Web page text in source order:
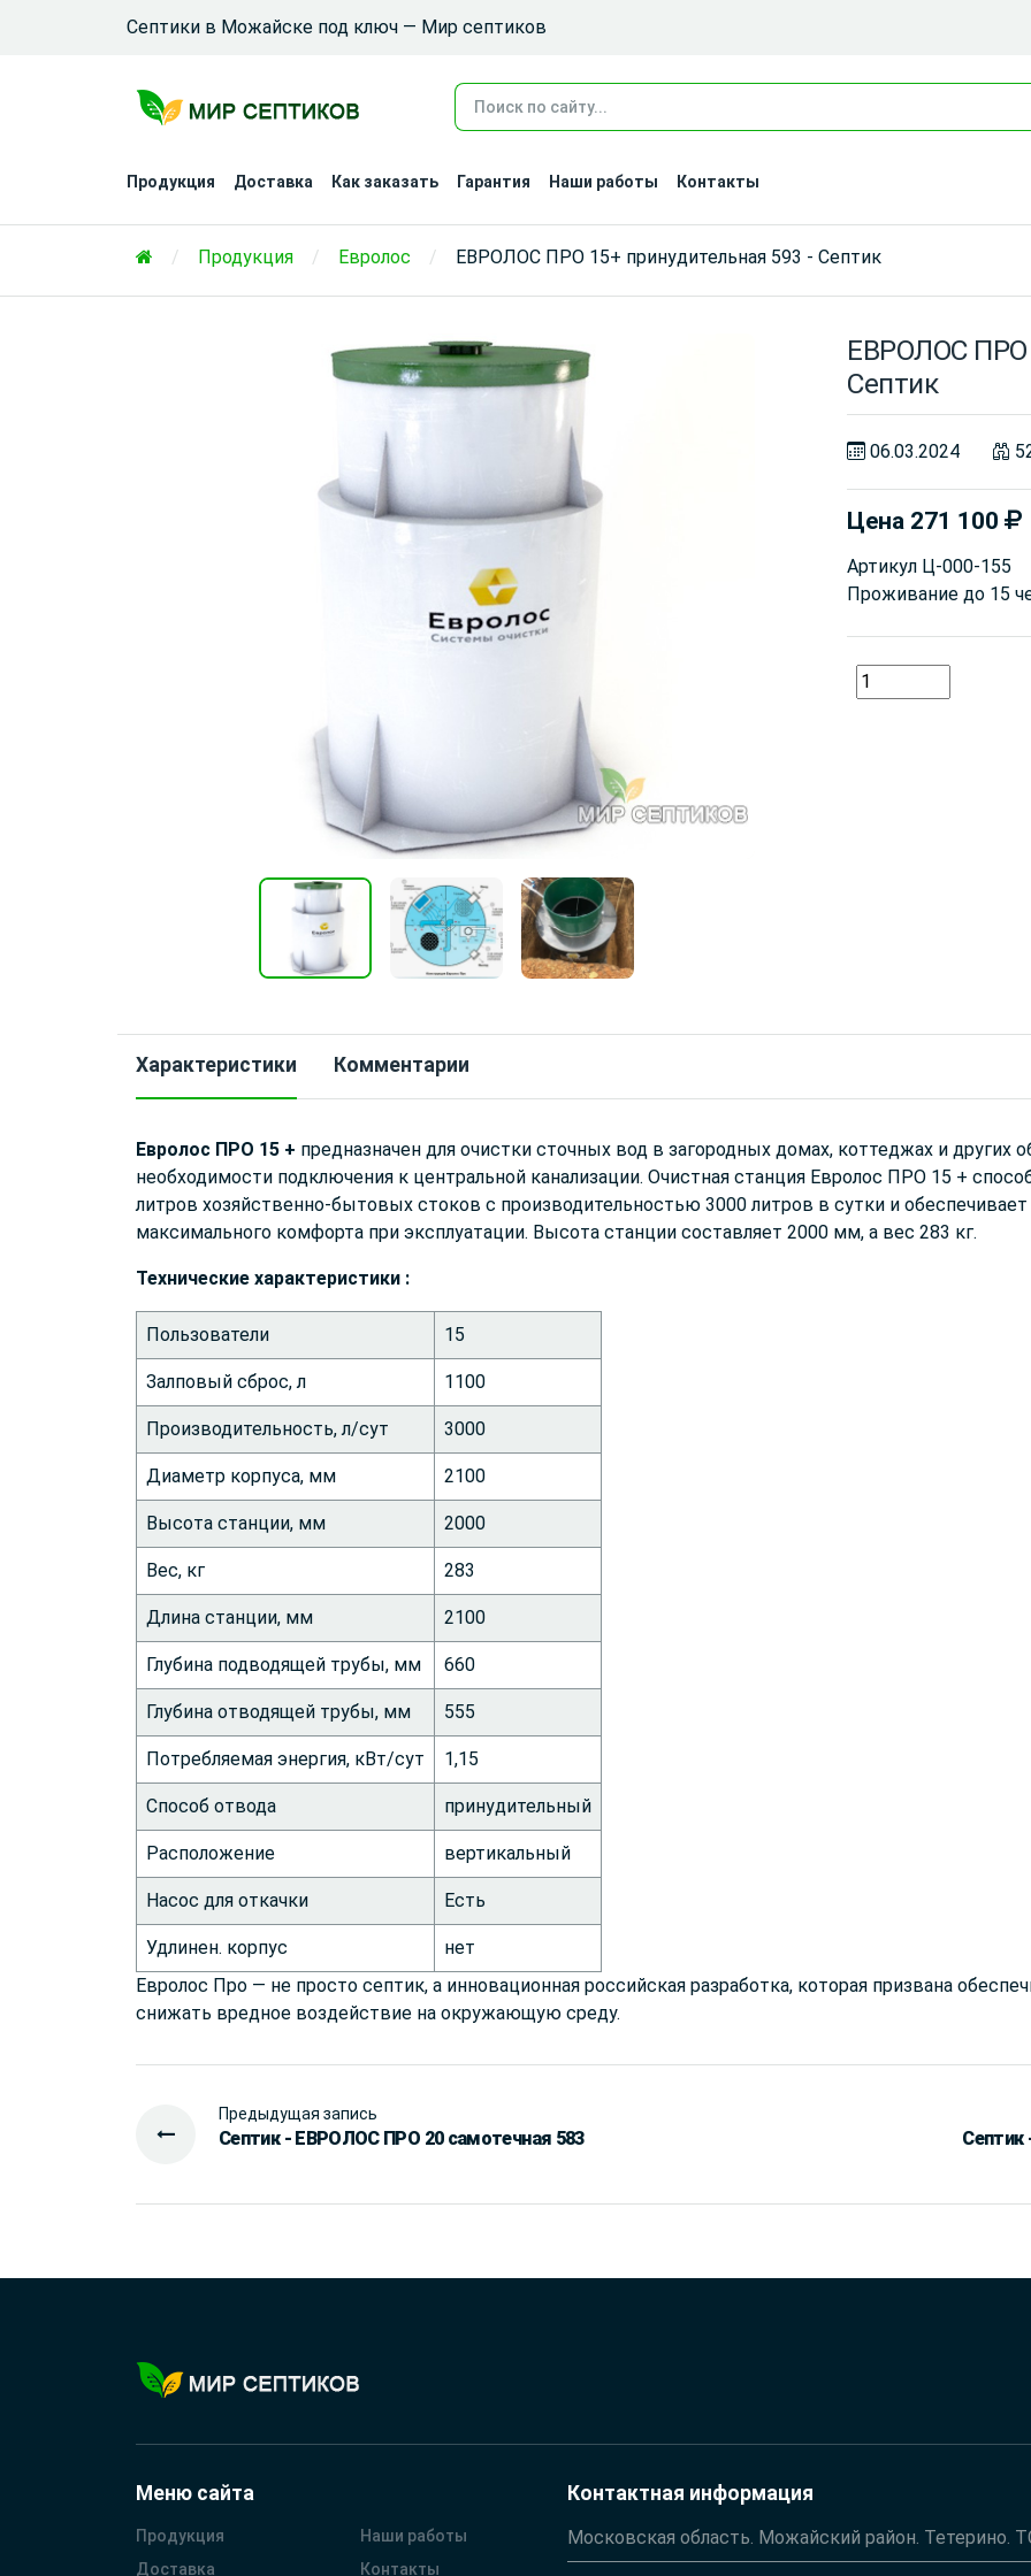
Септики в Можайске под ключ — Мир септиков
Продукция Доставка Как заказать Гарантия Наши работы Контакты
Продукция Евролос ЕВРОЛОС ПРО 15+ принудительная 593 - Септик
ЕВРОЛОС ПРО
Септик
06.03.2024
Цена 271 100
Артикул Ц-000-155
Проживание до 15
Характеристики Комментарии
Евролос ПРО 15 + предназначен для очистки сточных вод в загородных домах, коттеджах и других
необходимости подключения к центральной канализации. Очистная станция Евролос ПРО 15 +
литров хозяйственно-бытовых стоков с производительностью 3000 литров в сутки и
максимального комфорта при эксплуатации. Высота станции составляет 2000 мм, а вес 283 кг.
Технические характеристики :
Пользователи 15
Залповый сброс, л 1100
Производительность, л/сут 3000
Диаметр корпуса, мм 2100
Высота станции, мм 2000
Вес, кг 283
Длина станции, мм 2100
Глубина подводящей трубы, мм 660
Глубина отводящей трубы, мм 555
Потребляемая энергия, кВт/сут 1,15
Способ отвода принудительный
Расположение вертикальный
Насос для откачки Есть
Удлинен. корпус
нет
Евролос Про — не просто септик, а инновационная российская разработка, которая призвана
снижать вредное воздействие на окружающую среду.
Предыдущая запись
Септик - ЕВРОЛОС ПРО 20 самотечная 583
Меню сайта
Продукция
Доставка
Наши работы
Контакты
Контактная информация
Московская область. Можайский район. Тетерино.